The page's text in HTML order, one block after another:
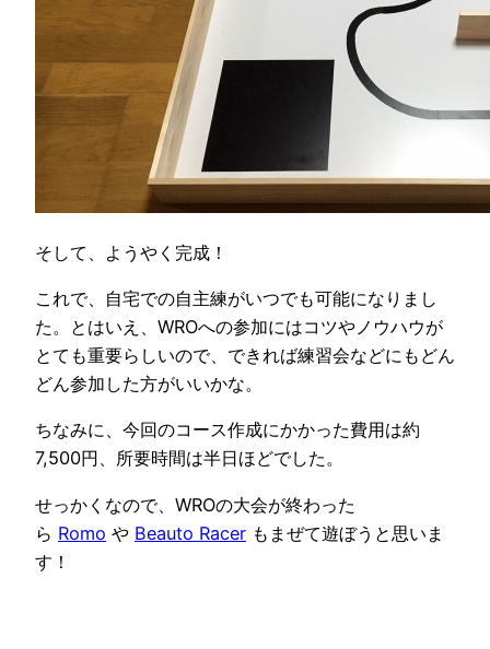
そして、ようやく完成！
これで、自宅での自主練がいつでも可能になりまし
た。とはいえ、WROへの参加にはコツやノウハウが
とても重要らしいので、できれば練習会などにもどん
どん参加した方がいいかな。
ちなみに、今回のコース作成にかかった費用は約
7,500円、所要時間は半日ほどでした。
せっかくなので、WROの大会が終わった
ら Romo や Beauto Racer もまぜて遊ぼうと思いま
す！